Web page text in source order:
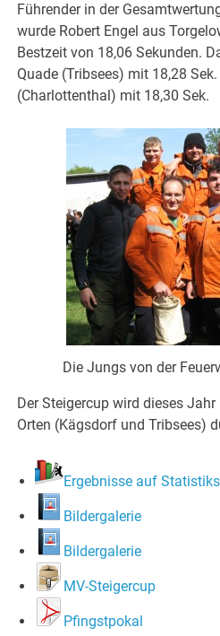
Führender in der
wurde Robert Engel aus
Bestzeit von 18,06 Sekunden.
Quade (Tribsees) mit 18,28
(Charlottenthal) mit 18,30 Sek.
Die Jungs von der
Der Steigercup wird dieses
Orten (Kägsdorf und Tribsees)
Ergebnisse auf
Bildergalerie
Bildergalerie
MV-Steigercup
Pfingstpokal